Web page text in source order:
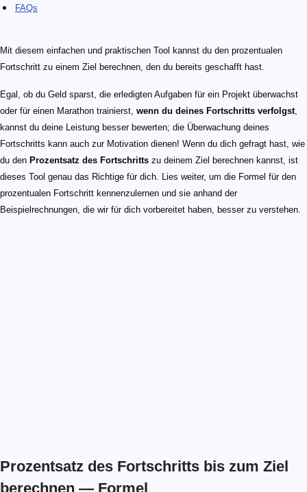
FAQs
Mit diesem einfachen und praktischen Tool kannst du den prozentualen
Fortschritt zu einem Ziel berechnen, den du bereits geschafft hast.
Egal, ob du Geld sparst, die erledigten Aufgaben für ein Projekt überwachst
oder für einen Marathon trainierst, wenn du deines Fortschritts verfolgst,
kannst du deine Leistung besser bewerten; die Überwachung deines
Fortschritts kann auch zur Motivation dienen! Wenn du dich gefragt hast, wie
du den Prozentsatz des Fortschritts zu deinem Ziel berechnen kannst, ist
dieses Tool genau das Richtige für dich. Lies weiter, um die Formel für den
prozentualen Fortschritt kennenzulernen und sie anhand der
Beispielrechnungen, die wir für dich vorbereitet haben, besser zu verstehen.
Prozentsatz des Fortschritts bis zum Ziel
berechnen — Formel